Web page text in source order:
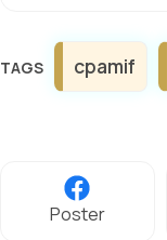
Étiquettes
cpamif
Poster